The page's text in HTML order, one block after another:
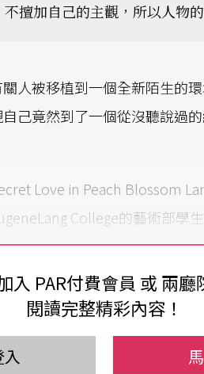
擅加自己的主觀，所以人物
人被移植到一個全新陌生的
己竟然到了一個從沒聽說過
Love in Peach Blossom
College的藝術部學
今年的主題是亞洲戲劇，與
席導演。
身
入 PAR付費會員 或 兩廳
閱讀完整精彩內容！
入